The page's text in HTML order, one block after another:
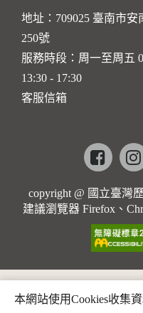
地址：709025 臺南市
250號
服務時段：周一至周五
13:30 - 17:30
客服信箱
copyright @ 國立臺灣
建議瀏覽器 Firefox、
本網站使用Cookies收集